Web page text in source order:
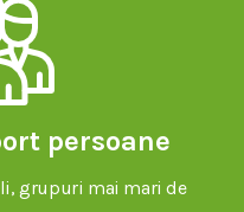
persoane
grupuri mai mari de